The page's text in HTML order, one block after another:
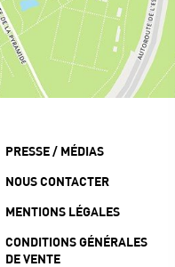
PRESSE / MÉDIAS
NOUS CONTACTER
MENTIONS LÉGALES
CONDITIONS GÉNÉRALES
DE VENTE